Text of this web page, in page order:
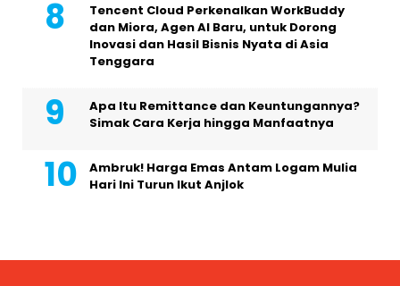
Tencent Cloud Perkenalkan WorkBuddy
dan Miora, Agen AI Baru, untuk Dorong
Inovasi dan Hasil Bisnis Nyata di Asia
Tenggara
Apa Itu Remittance dan Keuntungannya?
Simak Cara Kerja hingga Manfaatnya
Ambruk! Harga Emas Antam Logam Mulia
Hari Ini Turun Ikut Anjlok